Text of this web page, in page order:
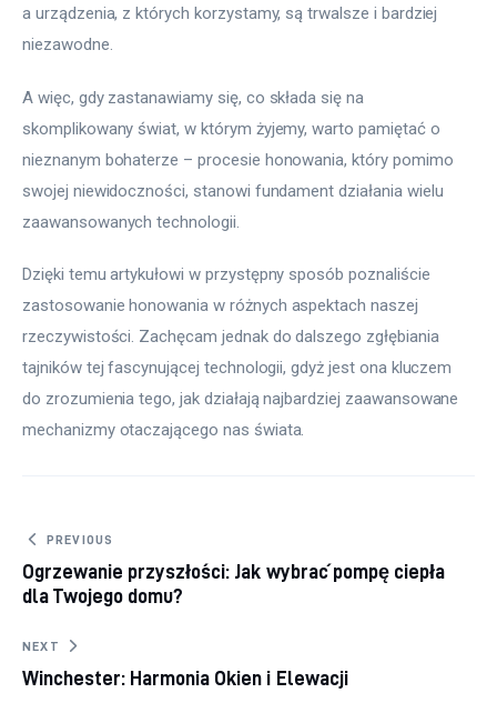
a urządzenia, z których korzystamy, są trwalsze i bardziej
niezawodne.
A więc, gdy zastanawiamy się, co składa się na
skomplikowany świat, w którym żyjemy, warto pamiętać o
nieznanym bohaterze – procesie honowania, który pomimo
swojej niewidoczności, stanowi fundament działania wielu
zaawansowanych technologii.
Dzięki temu artykułowi w przystępny sposób poznaliście
zastosowanie honowania w różnych aspektach naszej
rzeczywistości. Zachęcam jednak do dalszego zgłębiania
tajników tej fascynującej technologii, gdyż jest ona kluczem
do zrozumienia tego, jak działają najbardziej zaawansowane
mechanizmy otaczającego nas świata.
Nawigacja wpisu
PREVIOUS
Ogrzewanie przyszłości: Jak wybrać pompę ciepła
dla Twojego domu?
NEXT
Winchester: Harmonia Okien i Elewacji